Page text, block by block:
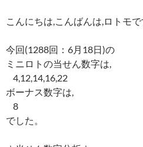
こんにちは,こんばんは,ロトモで
今回(1288回：6月18日)の
ミニロトの当せん数字は,
4,12,14,16,22
ボーナス数字は,
8
でした。